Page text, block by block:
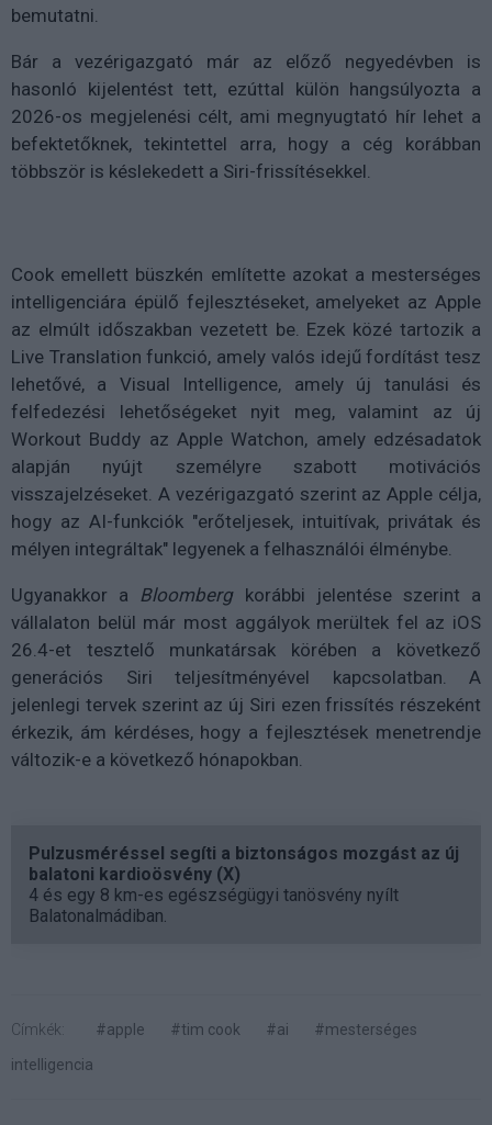
bemutatni.
Bár a vezérigazgató már az előző negyedévben is
hasonló kijelentést tett, ezúttal külön hangsúlyozta a
2026-os megjelenési célt, ami megnyugtató hír lehet a
befektetőknek, tekintettel arra, hogy a cég korábban
többször is késlekedett a Siri-frissítésekkel.
Cook emellett büszkén említette azokat a mesterséges
intelligenciára épülő fejlesztéseket, amelyeket az Apple
az elmúlt időszakban vezetett be. Ezek közé tartozik a
Live Translation funkció, amely valós idejű fordítást tesz
lehetővé, a Visual Intelligence, amely új tanulási és
felfedezési lehetőségeket nyit meg, valamint az új
Workout Buddy az Apple Watchon, amely edzésadatok
alapján nyújt személyre szabott motivációs
visszajelzéseket. A vezérigazgató szerint az Apple célja,
hogy az AI-funkciók "erőteljesek, intuitívak, privátak és
mélyen integráltak" legyenek a felhasználói élménybe.
Ugyanakkor a Bloombergkorábbi jelentése szerint a
vállalaton belül már most aggályok merültek fel az iOS
26.4-et tesztelő munkatársak körében a következő
generációs Siri teljesítményével kapcsolatban. A
jelenlegi tervek szerint az új Siri ezen frissítés részeként
érkezik, ám kérdéses, hogy a fejlesztések menetrendje
változik-e a következő hónapokban.
Pulzusméréssel segíti a biztonságos mozgást az új
balatoni kardioösvény (X)
4 és egy 8 km-es egészségügyi tanösvény nyílt
Balatonalmádiban.
Címkék: #apple #tim cook #ai
#mesterséges
intelligencia